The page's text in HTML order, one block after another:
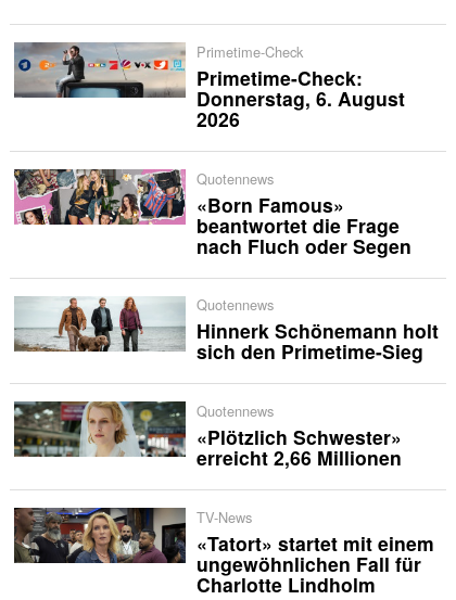
Primetime-Check
Primetime-Check:
Donnerstag, 6. August
2026
Quotennews
«Born Famous»
beantwortet die Frage
nach Fluch oder Segen
Quotennews
Hinnerk Schönemann holt
sich den Primetime-Sieg
Quotennews
«Plötzlich Schwester»
erreicht 2,66 Millionen
TV-News
«Tatort» startet mit einem
ungewöhnlichen Fall für
Charlotte Lindholm